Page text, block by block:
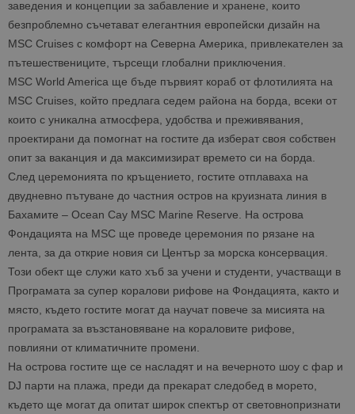
заведения и концепции за забавление и хранене, които
безпроблемно съчетават елегантния европейски дизайн на
MSC Cruises с комфорт на Северна Америка, привлекателен за
пътешествениците, търсещи глобални приключения.
MSC World America ще бъде първият кораб от флотилията на
MSC Cruises, който предлага седем района на борда, всеки от
които с уникална атмосфера, удобства и преживявания,
проектирани да помогнат на гостите да изберат своя собствен
опит за ваканция и да максимизират времето си на борда.
След церемонията по кръщението, гостите отплаваха на
двудневно пътуване до частния остров на круизната линия в
Бахамите – Ocean Cay MSC Marine Reserve. На острова
Фондацията на MSC ще проведе церемония по рязане на
лента, за да открие новия си Център за морска консервация.
Този обект ще служи като хъб за учени и студенти, участващи в
Програмата за супер коралови рифове на Фондацията, както и
място, където гостите могат да научат повече за мисията на
програмата за възстановяване на кораловите рифове,
повлияни от климатичните промени.
На острова гостите ще се насладят и на вечерното шоу с фар и
DJ парти на плажа, преди да прекарат следобед в морето,
където ще могат да опитат широк спектър от световнопризнати